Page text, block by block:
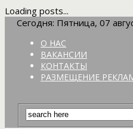
Loading posts...
Сегодня: Пятница, 07
О НАС
ВАКАНСИИ
КОНТАКТЫ
РАЗМЕЩЕНИЕ